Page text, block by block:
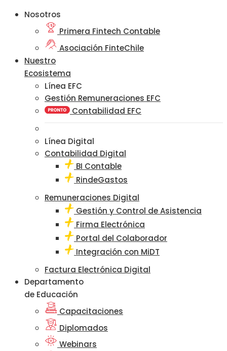
Nosotros
Primera Fintech Contable
Asociación FinteChile
Nuestro
Ecosistema
Línea EFC
Gestión Remuneraciones EFC
Contabilidad EFC
Línea Digital
Contabilidad Digital
BI Contable
RindeGastos
Remuneraciones Digital
Gestión y Control de Asistencia
Firma Electrónica
Portal del Colaborador
Integración con MiDT
Factura Electrónica Digital
Departamento
de Educación
Capacitaciones
Diplomados
Webinars